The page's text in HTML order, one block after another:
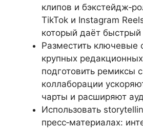
клипов и
TikTok и Instagram
который даёт быстрый
Разместить ключевые
крупных
подготовить ремиксы
коллаборации
чарты и расширяют
Использовать
пресс‑материалах: